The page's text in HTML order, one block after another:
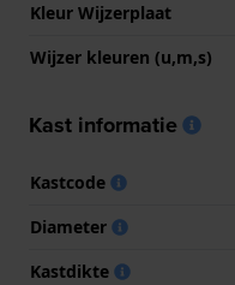
Kleur Wijzerplaat
Wijzer kleuren (u,m,s)
Kast informatie
Kastcode
Diameter
Kastdikte